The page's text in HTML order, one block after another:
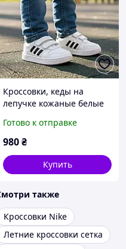
Кроссовки, кеды на
лепучке кожаные белые
Размер 22,25
Готово к отправке
980₴
Купить
также
Кроссовки Nike
Летние кроссовки сетка